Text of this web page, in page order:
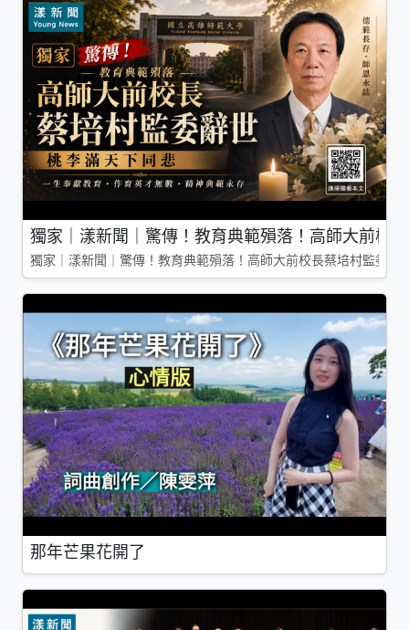
獨家｜漾新聞｜驚傳！教育典範殞落！高師大前校
獨家｜漾新聞｜驚傳！教育典範殞落！高師大前校長蔡培村監委
那年芒果花開了